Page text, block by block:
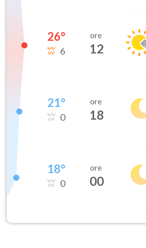
26°
6
ore
12
21°
0
ore
18
18°
0
ore
00